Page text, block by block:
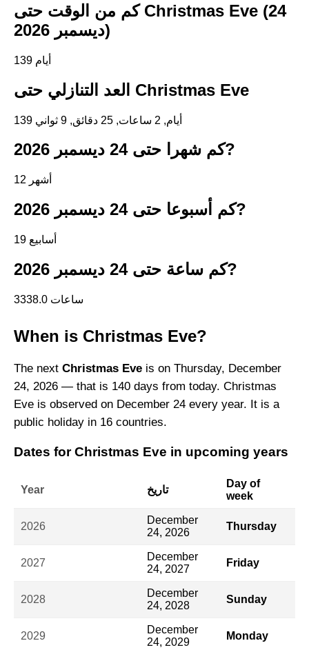
كم من الوقت حتى Christmas Eve (24
ديسمبر 2026)
139 أيام
العد التنازلي حتى Christmas Eve
139 أيام, 2 ساعات, 25 دقائق, 8 ثواني
كم شهرا حتى 24 ديسمبر 2026?
12 أشهر
كم أسبوعا حتى 24 ديسمبر 2026?
19 أسابيع
كم ساعة حتى 24 ديسمبر 2026?
3338.0 ساعات
When is Christmas Eve?
The next Christmas Eve is on Thursday, December
24, 2026 — that is 140 days from today. Christmas
Eve is observed on December 24 every year. It is a
public holiday in 16 countries.
Dates for Christmas Eve in upcoming years
Year تاريخ
Day of
week
2026
December
24, 2026
Thursday
2027
December
24, 2027
Friday
2028
December
24, 2028
Sunday
2029
December
24, 2029
Monday